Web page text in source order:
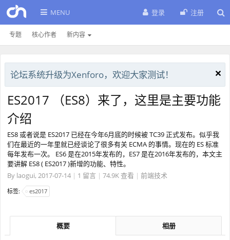
MENU
专题 核心作者 新内容
登录 注册
论坛系统升级为Xenforo，欢迎大家测试！
ES2017 （ES8）来了，这里是主要功能
介绍
ES8 或者说是 ES2017 已经在今年6月底的时候被 TC39 正式发布。似乎我
们在最近的一年里就已经谈论了很多有关 ECMA 的事情。现在的 ES 标准
每年发布一次。 ES6 是在2015年发布的，ES7 是在2016年发布的，本文主
要讲解 ES8 ( ES2017 )新增的功能、特性。
By laogui, 2017-07-14 | 1 留言 | 74.9K 查看 | 前端技术
标签: es2017
概要 相册